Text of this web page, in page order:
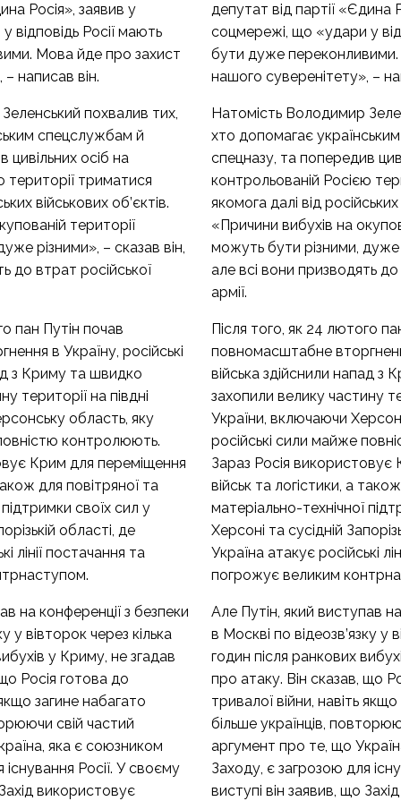
Росія», заявив у
Росії мають
Мова йде про захист
написав він.
похвалив тих,
спецслужбам й
цивільних осіб на
території триматися
військових об’єктів.
території
різними», – сказав він,
до втрат російської
пан Путін почав
в Україну, російські
з Криму та швидко
території на півдні
область, яку
контролюють.
Крим для переміщення
для повітряної та
своїх сил у
області, де
лінії постачання та
на конференції з безпеки
у вівторок через кілька
у Криму, не згадав
Росія готова до
загине набагато
свій частий
яка є союзником
Росії. У своєму
використовує
депутат від партії «Єдина
соцмережі, що «удари у
бути дуже
нашого суверенітету», –
Натомість Володимир
хто допомагає
спецназу, та попередив
контрольованій Росією
якомога далі від російських
«Причини вибухів на
можуть бути різними, дуже
але всі вони призводять до
армії.
Після того, як 24 лютого
повномасштабне
війська здійснили напад з
захопили велику частину
України, включаючи
російські сили майже
Зараз Росія
військ та логістики, а
матеріально-технічної
Херсоні та сусідній
Україна атакує російські
погрожує великим
Але Путін, який виступав
в Москві по відеозв’язку у
годин після ранкових
про атаку. Він сказав, що
тривалої війни, навіть
більше українців,
аргумент про те, що
Заходу, є загрозою для
виступі він заявив, що